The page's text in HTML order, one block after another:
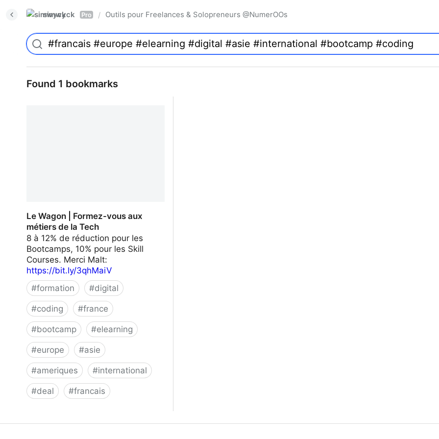
simwyck Pro / Outils pour Freelances & Solopreneurs @NumerOOs
Found 1 bookmarks
Le Wagon | Formez-vous aux
métiers de la Tech
8 à 12% de réduction pour les
Bootcamps, 10% pour les Skill
Courses. Merci Malt:
https://bit.ly/3qhMaiV
#formation #digital
#coding #france
#bootcamp #elearning
#europe #asie
#ameriques #international
#deal #francais